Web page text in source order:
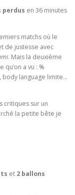
perdus en 36 minutes
matchs où le
de justesse avec
. Mais la deuxième
a vu : %
body language limite…
critiques sur un
la petite bête je
et 2 ballons